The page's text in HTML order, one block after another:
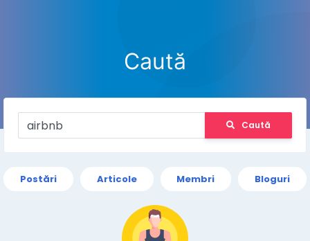
Caută
Caută
Postări Articole Membri Bloguri